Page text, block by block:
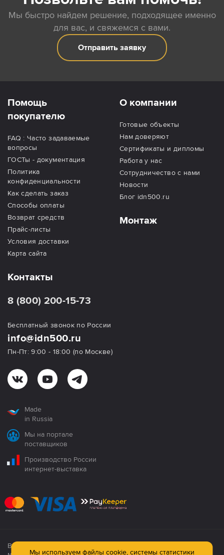
Мы быстро найдем решение, подходящее именно
для вас, и свяжемся с вами.
Отправить заявку
Помощь
покупателю
FAQ : Часто задаваемые
вопросы
ГОСТы - документация
Политика
конфиденциальности
Как сделать заказ
Способы оплаты
Возврат средств
Прайс-листы
Условия доставки
Карта сайта
О компании
Готовые объекты
Нам доверяют
Сертификаты и дипломы
Работа у нас
Сотрудничество с нами
Новости
Блог idn500.ru
Монтаж
Контакты
8 (800) 200-15-73
Бесплатный звонок по России
info@idn500.ru
Пн-Пт: 9:00 - 18:00 (по Москве)
Made
in Russia
Мы на портале
поставщиков
Производство России
интернет-выставка
Все продукция сертифицирована. Использование
Мы используем файлы cookie, системы статистики